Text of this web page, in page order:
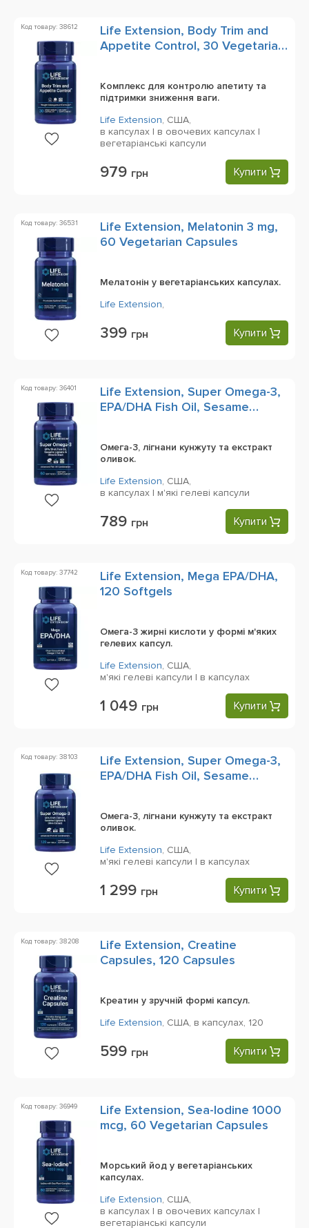
Код товару: 38612
Life Extension, Body Trim and
Appetite Control, 30 Vegetarian
Комплекс для контролю апетиту та
підтримки зниження ваги.
Life Extension, США,
в капсулах | в овочевих капсулах |
вегетаріанські капсули
979 грн Купити
Код товару: 36531
Life Extension, Melatonin 3 mg,
60 Vegetarian Capsules
Мелатонін у вегетаріанських капсулах.
Life Extension,
399 грн Купити
Код товару: 36401
Life Extension, Super Omega-3,
EPA/DHA Fish Oil, Sesame
Омега-3, лігнани кунжуту та екстракт
оливок.
Life Extension, США,
в капсулах | м'які гелеві капсули
789 грн Купити
Код товару: 37742
Life Extension, Mega EPA/DHA,
120 Softgels
Омега-3 жирні кислоти у формі м'яких
гелевих капсул.
Life Extension, США,
м'які гелеві капсули | в капсулах
1 049 грн Купити
Код товару: 38103
Life Extension, Super Omega-3,
EPA/DHA Fish Oil, Sesame
Омега-3, лігнани кунжуту та екстракт
оливок.
Life Extension, США,
м'які гелеві капсули | в капсулах
1 299 грн Купити
Код товару: 38208
Life Extension, Creatine
Capsules, 120 Capsules
Креатин у зручній формі капсул.
Life Extension, США, в капсулах, 120
599 грн Купити
Код товару: 36949
Life Extension, Sea-Iodine 1000
mcg, 60 Vegetarian Capsules
Морський йод у вегетаріанських
капсулах.
Life Extension, США,
в капсулах | в овочевих капсулах |
вегетаріанські капсули